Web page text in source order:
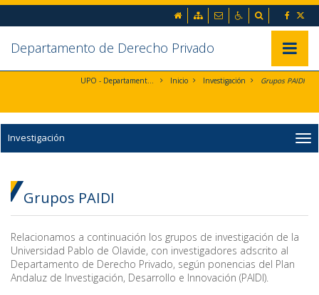
Ir al contenido principal de la página (alt + s)
Ir a la cabecera de la página (alt + c)
Ir al pie de la página (alt + p)
Ir al menú principal (alt + u)
inicio Mapa webContactoAccesibilidad
Buscador
Departamento de Derecho Privado
UPO - Departamento de Derecho Privado Inicio Investigación Grupos PAIDI
Investigación
Grupos PAIDI
Relacionamos a continuación los grupos de investigación de la
Universidad Pablo de Olavide, con investigadores adscrito al
Departamento de Derecho Privado, según ponencias del Plan
Andaluz de Investigación, Desarrollo e Innovación (PAIDI).